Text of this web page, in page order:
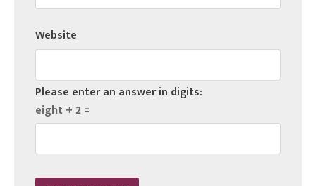
Website
Please enter an answer in digits:
eight + 2 =